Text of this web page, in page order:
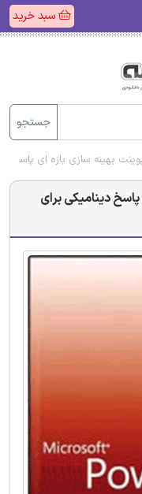
سبد خرید
جستجو
بهینه سازی بازه ای پاسخ
پاسخ دینامیکی برای